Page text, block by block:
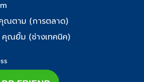
ตาม (การตลาด)
ยิ้ม (ช่างเทคนิค)